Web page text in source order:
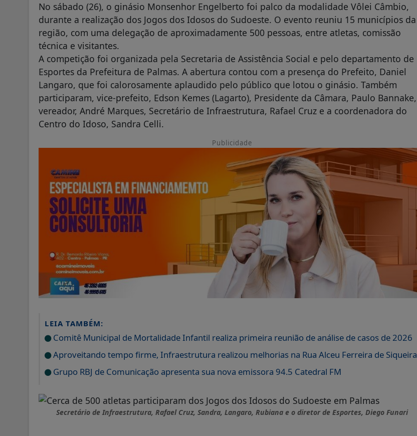
No sábado (26), o ginásio Monsenhor Engelberto foi palco da modalidade Vôlei Câmbio,
durante a realização dos Jogos dos Idosos do Sudoeste. O evento reuniu 15 municípios da
região, com uma delegação de aproximadamente 500 pessoas, entre atletas, comissão
técnica e visitantes.
A competição foi organizada pela Secretaria de Assistência Social e pelo departamento de
Esportes da Prefeitura de Palmas. A abertura contou com a presença do Prefeito, Daniel
Langaro, que foi calorosamente aplaudido pelo público que lotou o ginásio. Também
participaram, vice-prefeito, Edson Kemes (Lagarto), Presidente da Câmara, Paulo Bannake,
vereador, André Marques, Secretário de Infraestrutura, Rafael Cruz e a coordenadora do
Centro do Idoso, Sandra Celli.
Publicidade
LEIA TAMBÉM:
Comitê Municipal de Mortalidade Infantil realiza primeira reunião de análise de casos de 2026
Aproveitando tempo firme, Infraestrutura realizou melhorias na Rua Alceu Ferreira de Siqueira
Grupo RBJ de Comunicação apresenta sua nova emissora 94.5 Catedral FM
Secretário de Infraestrutura, Rafael Cruz, Sandra, Langaro, Rubiana e o diretor de Esportes, Diego Funari